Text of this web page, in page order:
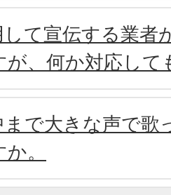
て宣伝する業者
が、何か対応して
まで大きな声で歌
。